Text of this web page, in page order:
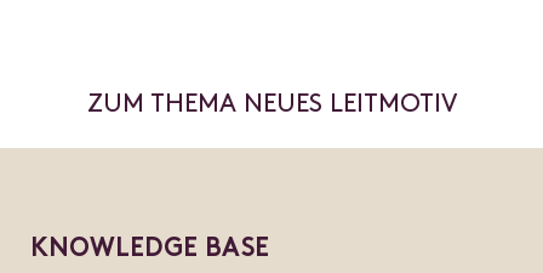
ZUM THEMA NEUES LEITMOTIV
KNOWLEDGE BASE